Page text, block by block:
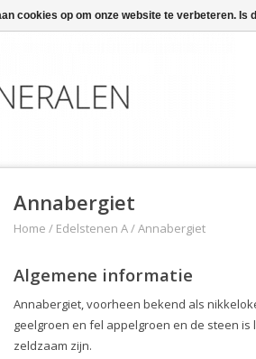
Annabergiet
Home / Edelstenen A/Annabergiet
Algemene informatie
Annabergiet, voorheen bekend als
geelgroen en fel appelgroen en de steen
zeldzaam zijn.
cookies op om onze website te verbeteren. Is